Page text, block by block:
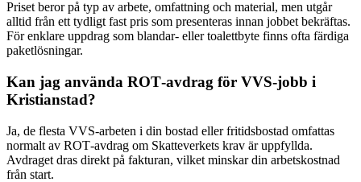
Priset beror på typ av arbete, omfattning och material, men utgår
alltid från ett tydligt fast pris som presenteras innan jobbet bekräftas.
För enklare uppdrag som blandar‑ eller toalettbyte finns ofta färdiga
paketlösningar.
Kan jag använda ROT‑avdrag för VVS‑jobb i
Kristianstad?
Ja, de flesta VVS‑arbeten i din bostad eller fritidsbostad omfattas
normalt av ROT‑avdrag om Skatteverkets krav är uppfyllda.
Avdraget dras direkt på fakturan, vilket minskar din arbetskostnad
från start.